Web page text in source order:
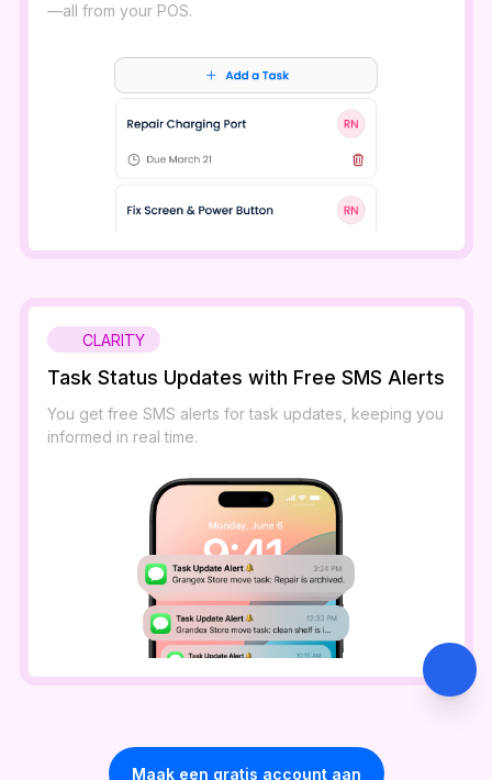
—all from your POS.
CLARITY
Task Status Updates with Free SMS Alerts
You get free SMS alerts for task updates, keeping you
informed in real time.
Maak een gratis account aan